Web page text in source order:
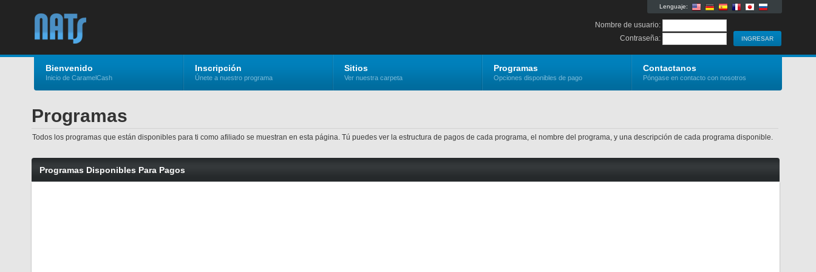
Lenguaje:
Nombre de usuario:
Contraseña:
Bienvenido
Inicio de CaramelCash
Inscripción
Únete a nuestro programa
Sitios
Ver nuestra carpeta
Programas
Opciones disponibles de pago
Contactanos
Póngase en contacto con nosotros
Programas
Todos los programas que están disponibles para ti como afiliado se muestran en esta página. Tú puedes ver la estructura de pagos de cada programa, el nombre del programa, y una descripción de cada programa disponible.
Programas Disponibles Para Pagos